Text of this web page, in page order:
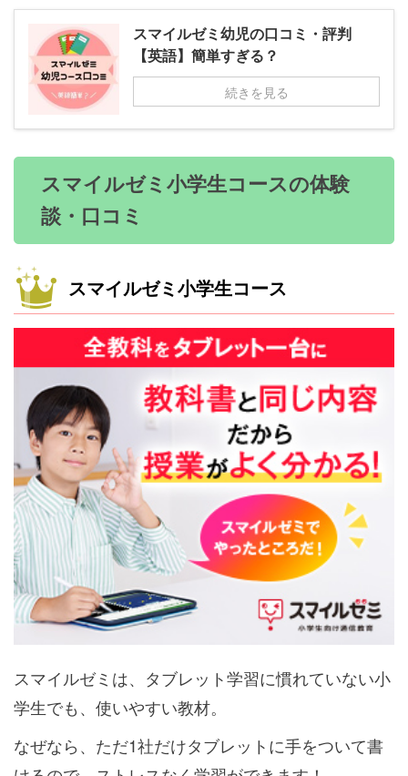
スマイルゼミ幼児の口コミ・評判
【英語】簡単すぎる？
続きを見る
スマイルゼミ小学生コースの体験
談・口コミ
スマイルゼミ小学生コース
スマイルゼミは、タブレット学習に慣れていない小
学生でも、使いやすい教材。
なぜなら、ただ1社だけタブレットに手をついて書